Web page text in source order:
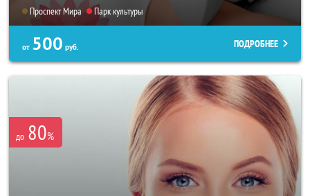
Проспект Мира Парк культуры
от 500 руб. ПОДРОБНЕЕ
до 80%